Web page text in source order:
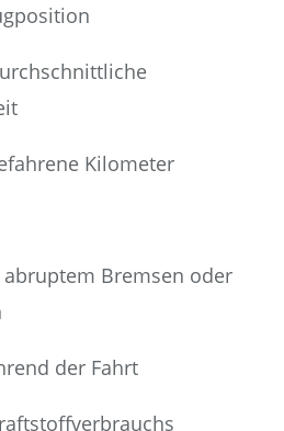
Kilometer
Bremsen oder
der Fahrt